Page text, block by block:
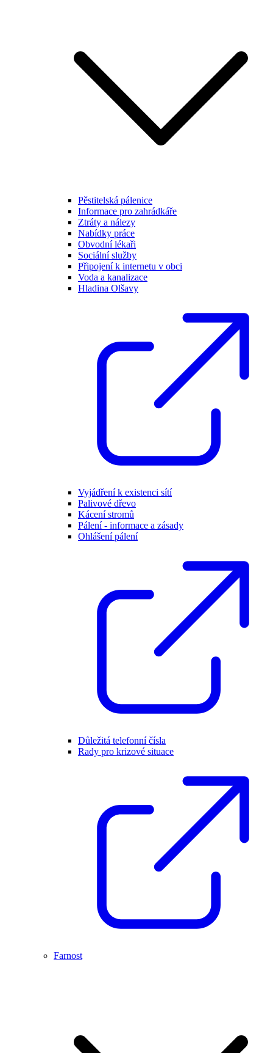
Pěstitelská pálenice
Informace pro zahrádkáře
Ztráty a nálezy
Nabídky práce
Obvodní lékaři
Sociální služby
Připojení k internetu v obci
Voda a kanalizace
Hladina Olšavy
Vyjádření k existenci sítí
Palivové dřevo
Kácení stromů
Pálení - informace a zásady
Ohlášení pálení
Důležitá telefonní čísla
Rady pro krizové situace
Farnost